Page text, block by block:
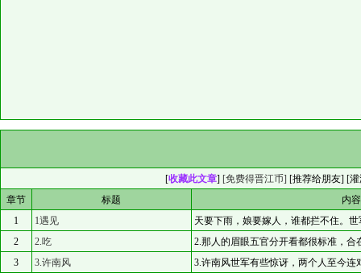
[收藏此文章] [免费得晋江币] [推荐给朋友] [
章节
标题
内
1
1遇见
天要下雨，娘要嫁人，谁都拦不住。
2
2.吃
2.那人的眉眼五官分开看都很标准，
3
3.许南风
3.许南风世军有些惊讶，两个人至今